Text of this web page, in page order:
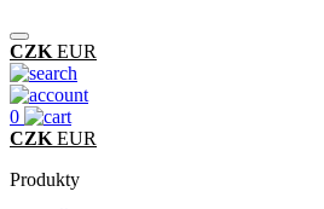
CZK EUR
0
CZK EUR
Produkty